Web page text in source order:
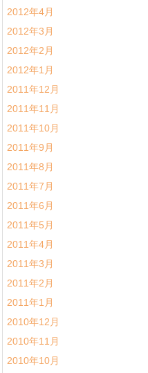
2012年4月
2012年3月
2012年2月
2012年1月
2011年12月
2011年11月
2011年10月
2011年9月
2011年8月
2011年7月
2011年6月
2011年5月
2011年4月
2011年3月
2011年2月
2011年1月
2010年12月
2010年11月
2010年10月